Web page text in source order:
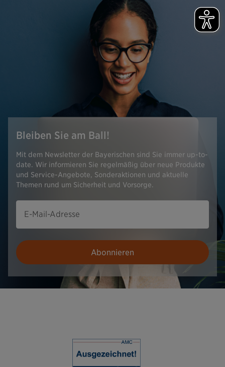
Bleiben Sie am Ball!
Mit dem Newsletter der Bayerischen sind Sie immer up-to-
date. Wir informieren Sie regelmäßig über neue Produkte
und Service-Angebote, Sonderaktionen und aktuelle
Themen rund um Sicherheit und Vorsorge.
E-Mail-Adresse
Abonnieren